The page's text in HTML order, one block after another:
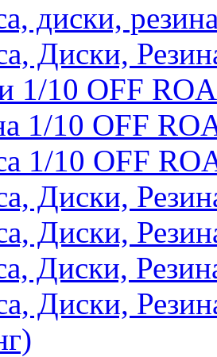
диски,
Диски,
1/10 OFF
1/10 OFF
1/10 OFF
Диски,
Диски,
Диски,
Диски,